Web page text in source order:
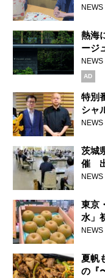
見つ
熱海
ージ
AD
特別
シャ
害者
茨城
催
東京
水」
夏帆
の『